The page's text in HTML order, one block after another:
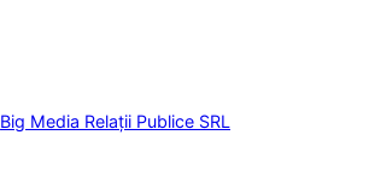
Big Media Relații Publice SRL